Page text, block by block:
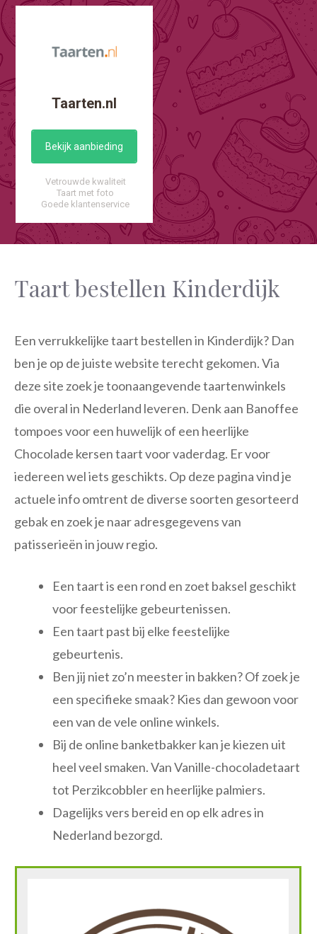
Taarten.nl
Bekijk aanbieding
Vetrouwde kwaliteit
Taart met foto
Goede klantenservice
Taart bestellen Kinderdijk
Een verrukkelijke taart bestellen in Kinderdijk? Dan
ben je op de juiste website terecht gekomen. Via
deze site zoek je toonaangevende taartenwinkels
die overal in Nederland leveren. Denk aan Banoffee
tompoes voor een huwelijk of een heerlijke
Chocolade kersen taart voor vaderdag. Er voor
iedereen wel iets geschikts. Op deze pagina vind je
actuele info omtrent de diverse soorten gesorteerd
gebak en zoek je naar adresgegevens van
patisserieën in jouw regio.
Een taart is een rond en zoet baksel geschikt
voor feestelijke gebeurtenissen.
Een taart past bij elke feestelijke
gebeurtenis.
Ben jij niet zo’n meester in bakken? Of zoek je
een specifieke smaak? Kies dan gewoon voor
een van de vele online winkels.
Bij de online banketbakker kan je kiezen uit
heel veel smaken. Van Vanille-chocoladetaart
tot Perzikcobbler en heerlijke palmiers.
Dagelijks vers bereid en op elk adres in
Nederland bezorgd.